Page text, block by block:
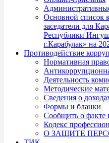
Основной список
заседатели для
Республики
г.Карабулак» на
Противодействие
Нормативная
Деятельность
Методические
Сведения о
Формы и бланки
Сообщить о факте
Кодекс
О ЗАЩИТЕ